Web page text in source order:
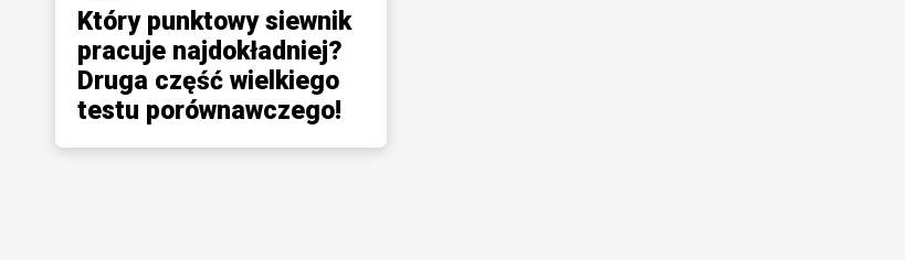
Który punktowy siewnik
pracuje najdokładniej?
Druga część wielkiego
testu porównawczego!